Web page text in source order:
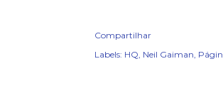
Compartilhar
Labels: HQ Neil Gaiman